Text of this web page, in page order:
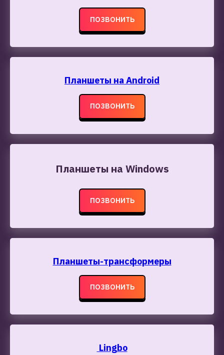
ПОЗВОНИТЬ
Планшеты на Android
ПОЗВОНИТЬ
Планшеты на Windows
ПОЗВОНИТЬ
Планшеты-трансформеры
ПОЗВОНИТЬ
Lingbo